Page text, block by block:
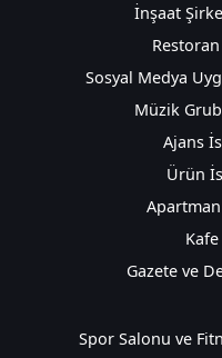
İnşaat
Sosyal Medya
Müzik
Ajans
Ürün
Gazete ve
Spor Salonu ve